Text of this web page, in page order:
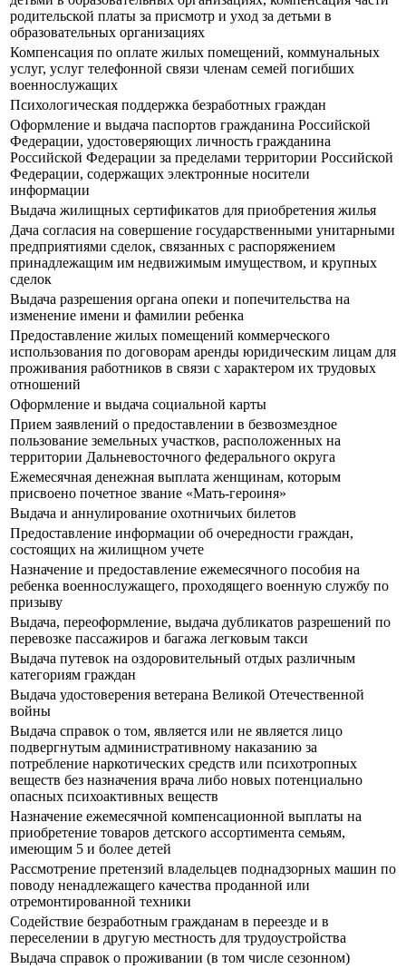
родительской платы за присмотр и уход за детьми в
образовательных организациях
Компенсация по оплате жилых помещений, коммунальных
услуг, услуг телефонной связи членам семей погибших
военнослужащих
Психологическая поддержка безработных граждан
Оформление и выдача паспортов гражданина Российской
Федерации, удостоверяющих личность гражданина
Российской Федерации за пределами территории Российской
Федерации, содержащих электронные носители
информации
Выдача жилищных сертификатов для приобретения жилья
Дача согласия на совершение государственными унитарными
предприятиями сделок, связанных с распоряжением
принадлежащим им недвижимым имуществом, и крупных
сделок
Выдача разрешения органа опеки и попечительства на
изменение имени и фамилии ребенка
Предоставление жилых помещений коммерческого
использования по договорам аренды юридическим лицам для
проживания работников в связи с характером их трудовых
отношений
Оформление и выдача социальной карты
Прием заявлений о предоставлении в безвозмездное
пользование земельных участков, расположенных на
территории Дальневосточного федерального округа
Ежемесячная денежная выплата женщинам, которым
присвоено почетное звание «Мать-героиня»
Выдача и аннулирование охотничьих билетов
Предоставление информации об очередности граждан,
состоящих на жилищном учете
Назначение и предоставление ежемесячного пособия на
ребенка военнослужащего, проходящего военную службу по
призыву
Выдача, переоформление, выдача дубликатов разрешений по
перевозке пассажиров и багажа легковым такси
Выдача путевок на оздоровительный отдых различным
категориям граждан
Выдача удостоверения ветерана Великой Отечественной
войны
Выдача справок о том, является или не является лицо
подвергнутым административному наказанию за
потребление наркотических средств или психотропных
веществ без назначения врача либо новых потенциально
опасных психоактивных веществ
Назначение ежемесячной компенсационной выплаты на
приобретение товаров детского ассортимента семьям,
имеющим 5 и более детей
Рассмотрение претензий владельцев поднадзорных машин по
поводу ненадлежащего качества проданной или
отремонтированной техники
Содействие безработным гражданам в переезде и в
переселении в другую местность для трудоустройства
Выдача справок о проживании (в том числе сезонном)